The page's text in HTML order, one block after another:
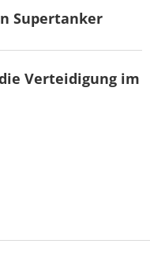
Supertanker
Verteidigung im